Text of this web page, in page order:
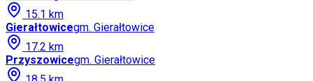
15.1 km
Gierałtowicegm. Gierałtowice
17.2 km
Przyszowicegm. Gierałtowice